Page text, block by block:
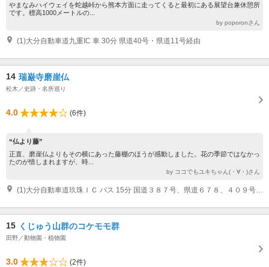
やまなみハイウェイを蛇越峠から熊本方面に走ってくると最初にある展望台兼休憩所
です。標高1000メートルの...
by poporonさん
(1)大分自動車道九重IC 車 30分 県道40号・県道11号経由
14 瑞巌寺磨崖仏
松木／史跡・名所巡り
4.0 (6件)
“仏より藤”
正直、磨崖仏よりもその横にあった藤棚のほうが感動しました。花の季節ではなかっ
たのが惜しまれますが、時...
by ココでもユキちゃん(・∀・)さん
(1)大分自動車道玖珠ＩＣ バス 15分 国道３８７号、県道６７８、４０９号経由
15 くじゅう山群のコケモモ群
田野／動物園・植物園
3.0 (2件)